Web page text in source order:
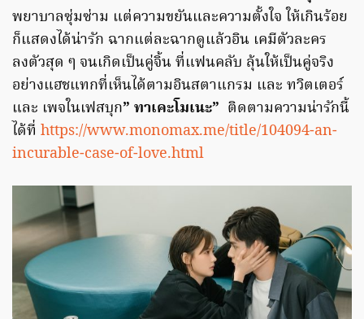
พยาบาลซุ่มซ่าม แต่ความขยันและความตั้งใจ ให้เกินร้อย
ก็แสดงได้น่ารัก ฉากแต่ละฉากดูแล้วอิน เคมีตัวละคร
ลงตัวสุด ๆ จนเกิดเป็นคู่จิ้น ที่แฟนคลับ ลุ้นให้เป็นคู่จริง
อย่างแฮชแทกที่เห็นได้ตามอินสตาแกรม และ ทวิตเตอร์
และ เพจในเฟสบุก” ทาเคะโมเนะ” ติดตามความน่ารักนี้
ได้ที่ https://www.monomax.me/title/104094-an-
incurable-case-of-love.html